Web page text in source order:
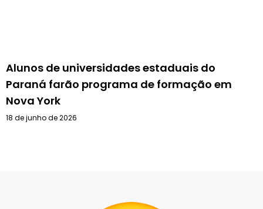
Alunos de universidades estaduais do
Paraná farão programa de formação em
Nova York
18 de junho de 2026